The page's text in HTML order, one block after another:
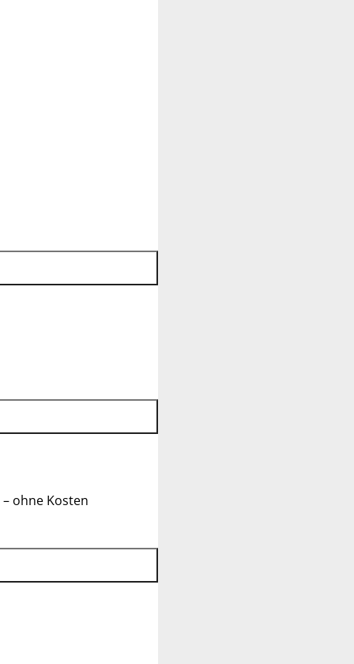
ohne Kosten